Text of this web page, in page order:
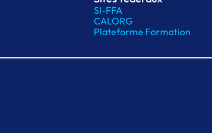
SI-FFA
CALORG
Plateforme Formation